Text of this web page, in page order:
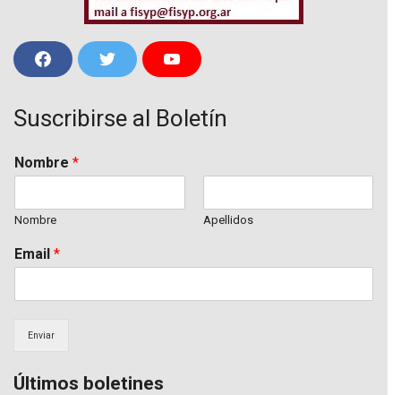
F
a
b
k
w
t
Y
o
u
Suscribirse al Boletín
Nombre *
Nombre Apellidos
Email *
Enviar
Últimos boletines